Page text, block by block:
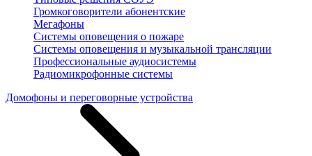
Громкоговорители абонентские
Мегафоны
Системы оповещения о пожаре
Системы оповещения и музыкальной трансляции
Профессиональные аудиосистемы
Радиомикрофонные системы
Домофоны и переговорные устройства